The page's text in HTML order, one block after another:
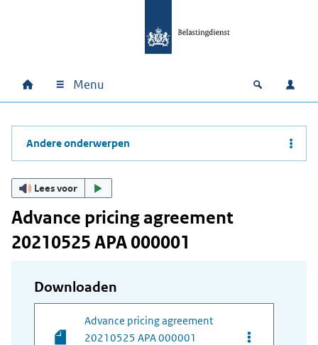
Hoofdnavigatie
Home Menu Open
Andere onderwerpen
Lees voor
Advance pricing agreement
20210525 APA 000001
Downloaden
Advance pricing agreement
20210525 APA 000001
Opties van